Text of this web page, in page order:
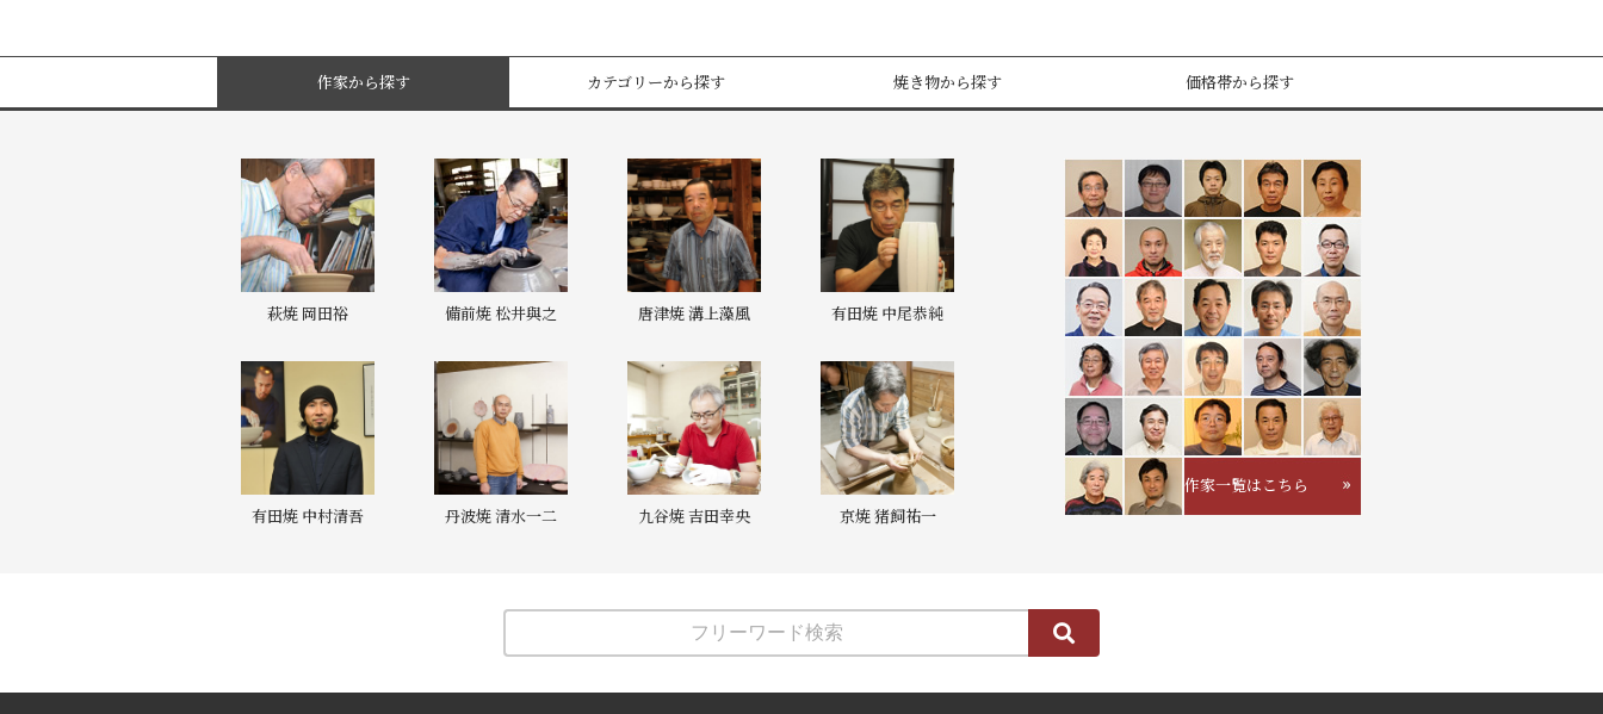
作家から探す カテゴリーから探す 焼き物から探す 価格帯から探す
萩焼 岡田裕 備前焼 松井與之 唐津焼 溝上藻風 有田焼 中尾恭純
有田焼 中村清吾 丹波焼 清水一二 九谷焼 吉田幸央 京焼 猪飼祐一
作家一覧はこちら